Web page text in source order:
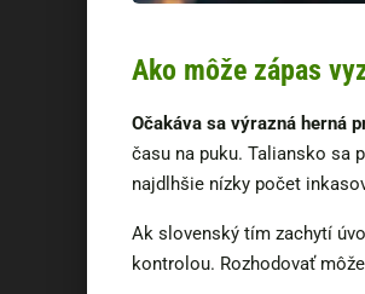
Ako môže zápas
Očakáva sa výrazná herná
času na puku. Taliansko sa
najdlhšie nízky počet
Ak slovenský tím zachytí
kontrolou. Rozhodovať